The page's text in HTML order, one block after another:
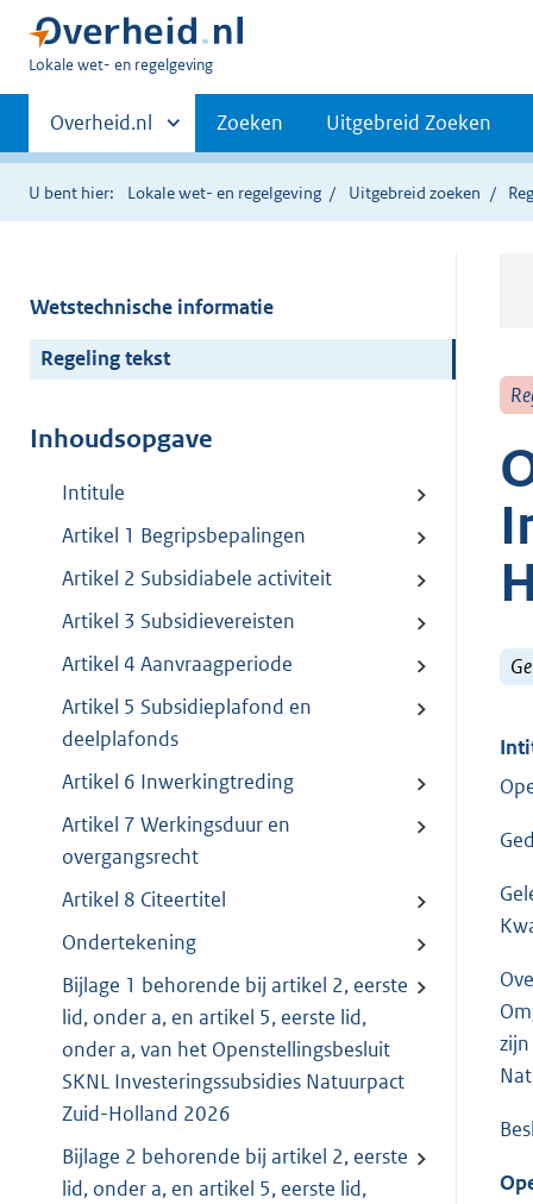
U
hier:
Lokale wet- en regelgeving
Primaire
navigatie
Andere
sites
binnen
Overheid.nl Zoeken Uitgebreid Zoeken
U bent hier: Lokale wet- en regelgeving Uitgebreid zoeken
Wetstechnische informatie
Regeling tekst
Inhoudsopgave
Intitule
Artikel 1 Begripsbepalingen
Artikel 2 Subsidiabele activiteit
Artikel 3 Subsidievereisten
Artikel 4 Aanvraagperiode
Artikel 5 Subsidieplafond en
deelplafonds
Artikel 6 Inwerkingtreding
Artikel 7 Werkingsduur en
overgangsrecht
Artikel 8 Citeertitel
Ondertekening
Bijlage 1 behorende bij artikel 2, eerste
lid, onder a, en artikel 5, eerste lid,
onder a, van het Openstellingsbesluit
SKNL Investeringssubsidies Natuurpact
Zuid-Holland 2026
Bijlage 2 behorende bij artikel 2, eerste
lid, onder a, en artikel 5, eerste lid,